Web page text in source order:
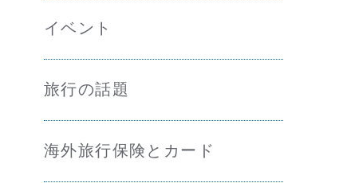
イベント
旅行の話題
海外旅行保険とカード